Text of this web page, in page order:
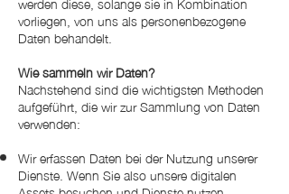
vorliegen, von uns als personenbezogene
Daten behandelt.
Wie sammeln wir Daten?
Nachstehend sind die wichtigsten Methoden
aufgeführt, die wir zur Sammlung von Daten
verwenden:
Wir erfassen Daten bei der Nutzung unserer
Dienste. Wenn Sie also unsere digitalen